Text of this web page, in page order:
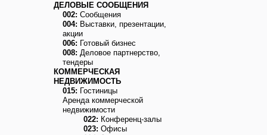
ДЕЛОВЫЕ СООБЩЕНИЯ
002: Сообщения
004: Выставки, презентации,
акции
006: Готовый бизнес
008: Деловое партнерство,
тендеры
КОММЕРЧЕСКАЯ
НЕДВИЖИМОСТЬ
015: Гостиницы
Аренда коммерческой
недвижимости
022: Конференц-залы
023: Офисы